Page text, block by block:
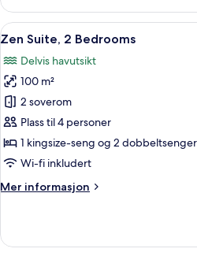
Suite
King
&
2
Bedrooms
Åpne
alle
bildene
av
Zen
Suite,
2
Bedrooms
11
Zen Suite, 2 Bedrooms
Delvis havutsikt
100 m²
2 soverom
Plass til 4 personer
1 kingsize-seng og 2 dobbeltsenger
Wi-fi inkludert
Mer informasjon
Mer
Suite,